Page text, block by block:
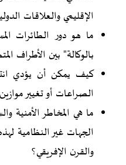
الإقليمي والعلاقات
ما هو دور الطائرات
بالوكالة" بين الأطراف
كيف يمكن أن يؤدي
الصراعات أو تغيير
ما هي المخاطر الأمنية
الجهات غير النظامية
والقرن الإفريقي؟